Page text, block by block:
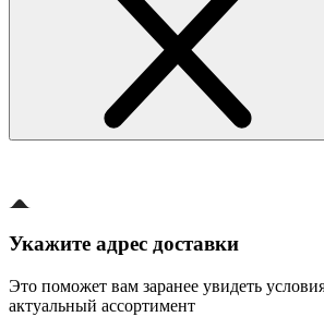
Укажите адрес доставки
Это поможет вам заранее увидеть
актуальный ассортимент